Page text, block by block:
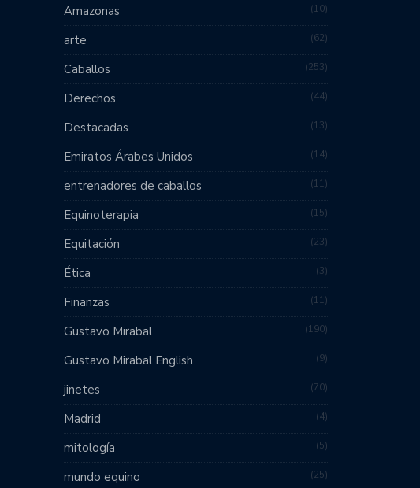
Amazonas 10
arte 62
Caballos 253
Derechos 44
Destacadas 13
Emiratos Árabes Unidos 14
entrenadores de caballos 11
Equinoterapia 15
Equitación 23
Ética 3
Finanzas 11
Gustavo Mirabal 190
Gustavo Mirabal English 9
jinetes 70
Madrid 4
mitología 5
mundo equino 25